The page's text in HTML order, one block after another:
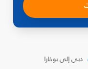
دبي إلى بوخارا